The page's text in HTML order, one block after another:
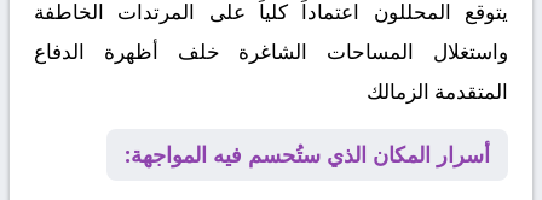
يتوقع المحللون اعتماداً كلياً على المرتدات الخاطفة
واستغلال المساحات الشاغرة خلف أظهرة الدفاع
المتقدمة الزمالك
أسرار المكان الذي ستُحسم فيه المواجهة: